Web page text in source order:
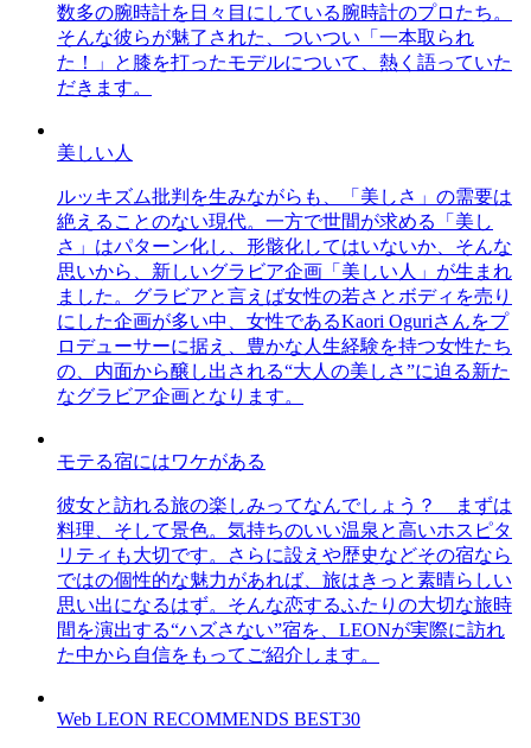
数多の腕時計を日々目にしている腕時計のプロたち。
そんな彼らが魅了された、ついつい「一本取られ
た！」と膝を打ったモデルについて、熱く語っていた
だきます。
美しい人
ルッキズム批判を生みながらも、「美しさ」の需要は
絶えることのない現代。一方で世間が求める「美し
さ」はパターン化し、形骸化してはいないか、そんな
思いから、新しいグラビア企画「美しい人」が生まれ
ました。グラビアと言えば女性の若さとボディを売り
にした企画が多い中、女性であるKaori Oguriさんをプ
ロデューサーに据え、豊かな人生経験を持つ女性たち
の、内面から醸し出される“大人の美しさ”に迫る新た
なグラビア企画となります。
モテる宿にはワケがある
彼女と訪れる旅の楽しみってなんでしょう？ まずは
料理、そして景色。気持ちのいい温泉と高いホスピタ
リティも大切です。さらに設えや歴史などその宿なら
ではの個性的な魅力があれば、旅はきっと素晴らしい
思い出になるはず。そんな恋するふたりの大切な旅時
間を演出する“ハズさない”宿を、LEONが実際に訪れ
た中から自信をもってご紹介します。
Web LEON RECOMMENDS BEST30